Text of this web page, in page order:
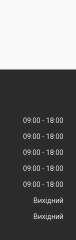
09:00
18:00
09:00
18:00
09:00
18:00
09:00
18:00
09:00
18:00
Вихідний
Вихідний